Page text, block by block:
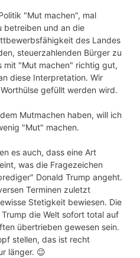
"Mut machen", mal
betreiben und an die
des Landes
steuerzahlenden Bürger zu
mit "Mut machen" richtig gut,
diese Interpretation. Wir
gefüllt werden wird.
Mutmachen haben, will ich
"Mut" machen.
es auch, dass eine Art
was die Fragezeichen
Donald Trump angeht.
Terminen zuletzt
Stetigkeit bewiesen. Die
die Welt sofort total auf
übertrieben gewesen sein.
stellen, das ist recht
länger. 😉